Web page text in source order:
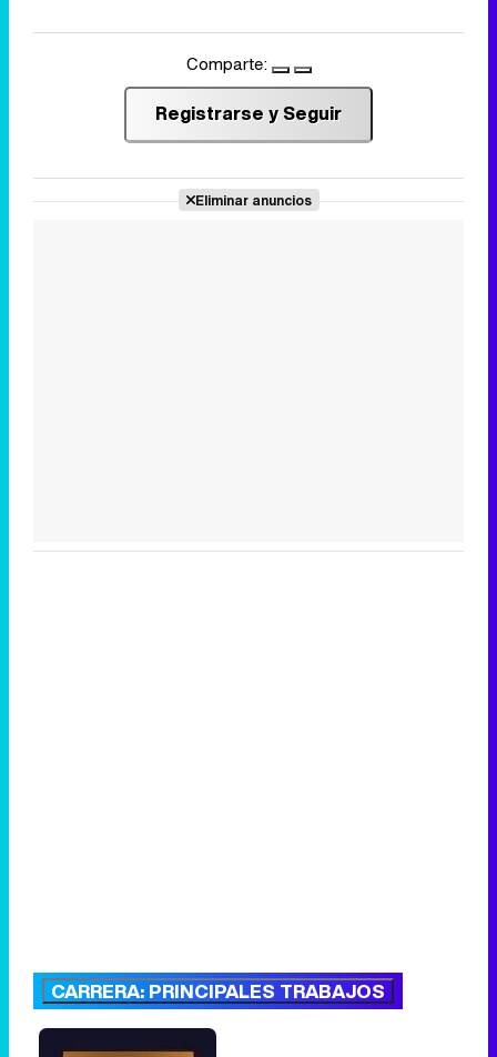
Comparte:
Registrarse y Seguir
Eliminar anuncios
CARRERA: PRINCIPALES TRABAJOS